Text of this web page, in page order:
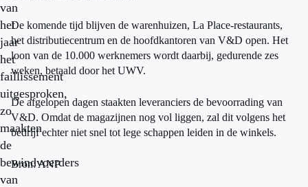
van
het
jaar
het
faillissement
uitgesproken,
zo
maakten
de
bewindvoerders
van
De komende tijd blijven de warenhuizen, La Place-restaurants,
het distributiecentrum en de hoofdkantoren van V&D open. Het
loon van de 10.000 werknemers wordt daarbij, gedurende zes
weken, betaald door het UWV.
De afgelopen dagen staakten leveranciers de bevoorrading van
V&D. Omdat de magazijnen nog vol liggen, zal dit volgens het
bedrijf echter niet snel tot lege schappen leiden in de winkels.
Bron: ANP